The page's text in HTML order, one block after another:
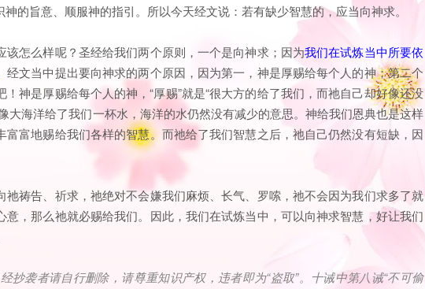
的旨意、顺服神的指引。所以今天经文说：若有缺少智慧的，应当向神求。
怎么样呢？圣经给我们两个原则，一个是向神求；因为我们在试炼当中所要依
经文当中提出要向神求的两个原因，因为第一，神是厚赐给每个人的神；第二个
神是厚赐给每个人的神，“厚赐”就是“很大方的给了我们，而祂自己却好像还没
大海洋给了我们一杯水，海洋的水仍然没有减少的意思。神给我们恩典也是这样
富地赐给我们各样的智慧。而祂给了我们智慧之后，祂自己仍然没有短缺，因
祂祷告、祈求，祂绝对不会嫌我们麻烦、长气、罗嗦，祂不会因为我们求多了就
，那么祂就必赐给我们。因此，我们在试炼当中，可以向神求智慧，好让我们
抄袭者请自行删除，请尊重知识产权，违者即为“盗取”。十诫中第八诫“不可偷